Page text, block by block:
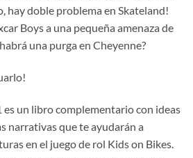
hay doble problema en Skateland!
Boys a una pequeña amenaza de
una purga en Cheyenne?
un libro complementario con ideas
narrativas que te ayudarán a
en el juego de rol Kids on Bikes.